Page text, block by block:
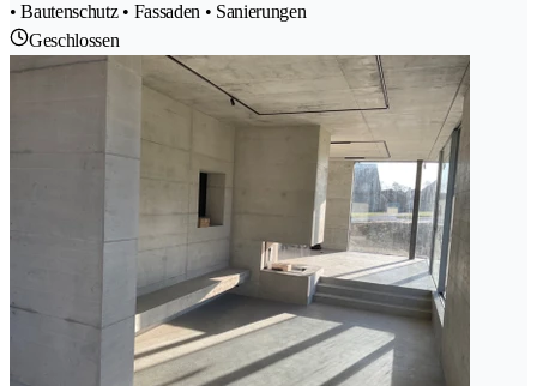
• Bautenschutz • Fassaden • Sanierungen
Geschlossen